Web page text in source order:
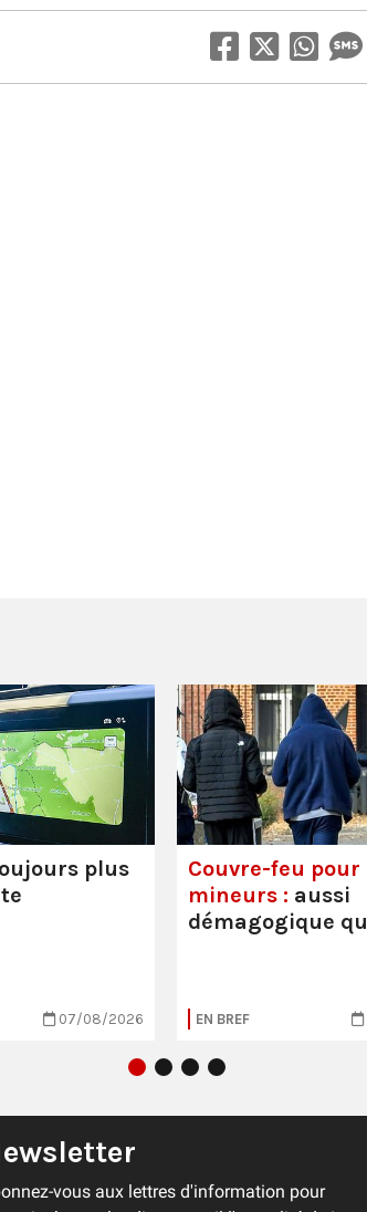
plus
07/08/2026
Couvre-feu pour
mineurs : aussi
démagogique
EN BREF
vous aux lettres d'information pour